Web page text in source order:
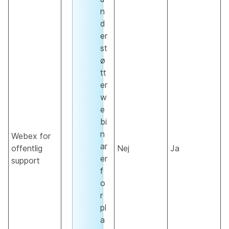
Webex for
offentlig
support
n
d
er
st
ø
tt
er
w
e
bi
n
ar
er
f
o
r
pl
a
Nej Ja